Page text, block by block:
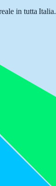
in tutta Italia.